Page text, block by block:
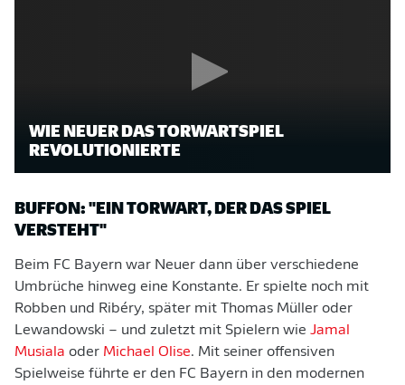
WIE NEUER DAS TORWARTSPIEL
REVOLUTIONIERTE
BUFFON: "EIN TORWART, DER DAS SPIEL
VERSTEHT"
Beim FC Bayern war Neuer dann über verschiedene
Umbrüche hinweg eine Konstante. Er spielte noch mit
Robben und Ribéry, später mit Thomas Müller oder
Lewandowski – und zuletzt mit Spielern wie Jamal
Musiala oder Michael Olise. Mit seiner offensiven
Spielweise führte er den FC Bayern in den modernen